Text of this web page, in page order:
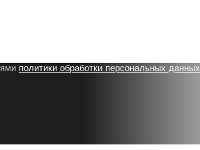
политики обработки персональных данных